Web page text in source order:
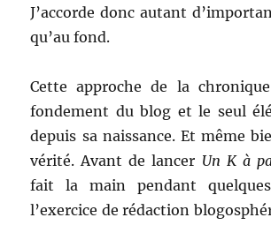
J’accorde donc autant
qu’au fond.
Cette approche de la
fondement du blog et le seul
depuis sa naissance. Et même
vérité. Avant de lancer Un K à
fait la main pendant
l’exercice de rédaction